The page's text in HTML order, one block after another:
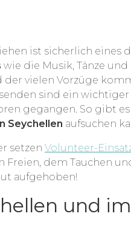
ist sicherlich eines
wie die Musik, Tänze
vielen Vorzüge
sind ein
gegangen. So gibt es
Seychellen aufsuchen
setzen Volunteer-
Freien, dem Tauchen
aufgehoben!
und